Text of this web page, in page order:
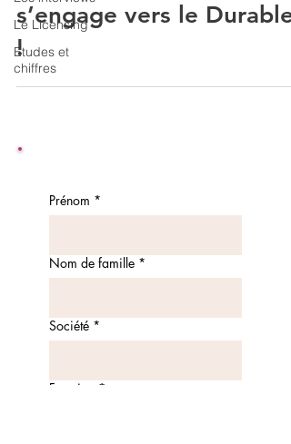
Le Licensing
Etudes et
chiffres
s’engage vers le Durable
!
Prénom *
Nom de famille *
Société *
Fonction *